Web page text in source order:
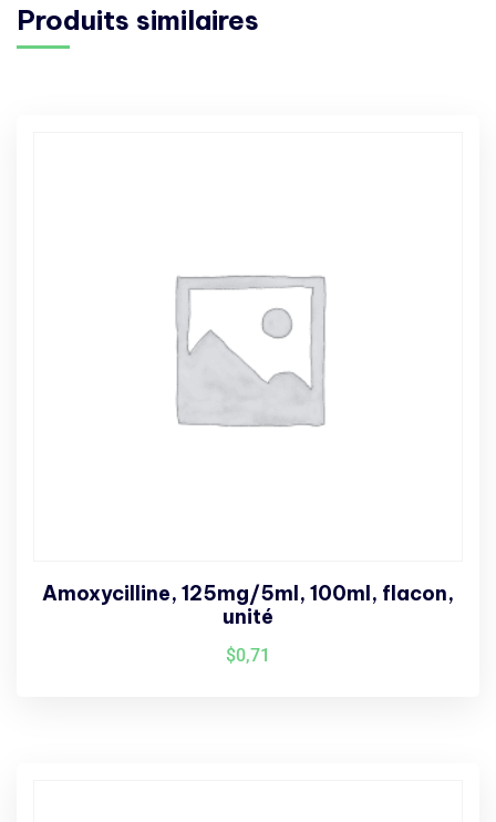
Produits similaires
Amoxycilline, 125mg/5ml, 100ml, flacon,
unité
$0,71